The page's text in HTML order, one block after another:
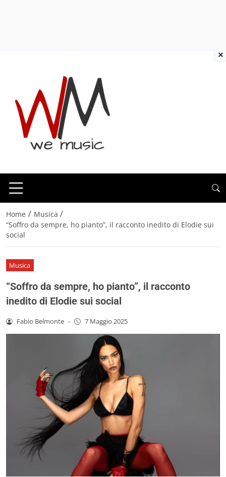
Home / Musica /
“Soffro da sempre, ho pianto”, il racconto inedito di Elodie sui
social
Musica
“Soffro da sempre, ho pianto”, il racconto
inedito di Elodie sui social
Fabio Belmonte - 7 Maggio 2025
×